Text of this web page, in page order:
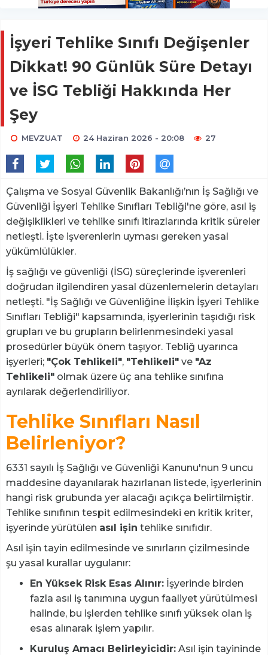
İşyeri Tehlike Sınıfı Değişenler
Dikkat! 90 Günlük Süre Detayı
ve İSG Tebliği Hakkında Her
Şey
MEVZUAT 24 Haziran 2026 - 20:08 27
Çalışma ve Sosyal Güvenlik Bakanlığı’nın İş Sağlığı ve
Güvenliği İşyeri Tehlike Sınıfları Tebliği'ne göre, asıl iş
değişiklikleri ve tehlike sınıfı itirazlarında kritik süreler
netleşti. İşte işverenlerin uyması gereken yasal
yükümlülükler.
İş sağlığı ve güvenliği (İSG) süreçlerinde işverenleri
doğrudan ilgilendiren yasal düzenlemelerin detayları
netleşti. "İş Sağlığı ve Güvenliğine İlişkin İşyeri Tehlike
Sınıfları Tebliği" kapsamında, işyerlerinin taşıdığı risk
grupları ve bu grupların belirlenmesindeki yasal
prosedürler büyük önem taşıyor. Tebliğ uyarınca
işyerleri; "Çok Tehlikeli", "Tehlikeli" ve "Az
Tehlikeli" olmak üzere üç ana tehlike sınıfına
ayrılarak değerlendiriliyor.
Tehlike Sınıfları Nasıl
Belirleniyor?
6331 sayılı İş Sağlığı ve Güvenliği Kanunu'nun 9 uncu
maddesine dayanılarak hazırlanan listede, işyerlerinin
hangi risk grubunda yer alacağı açıkça belirtilmiştir.
Tehlike sınıfının tespit edilmesindeki en kritik kriter,
işyerinde yürütülen asıl işin tehlike sınıfıdır.
Asıl işin tayin edilmesinde ve sınırların çizilmesinde
şu yasal kurallar uygulanır:
En Yüksek Risk Esas Alınır: İşyerinde birden
fazla asıl iş tanımına uygun faaliyet yürütülmesi
halinde, bu işlerden tehlike sınıfı yüksek olan iş
esas alınarak işlem yapılır.
Kuruluş Amacı Belirleyicidir: Asıl işin tayininde